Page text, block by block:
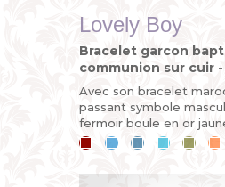
Lovely Boy
Bracelet garcon
communion sur cuir
(18 carats)
Avec son bracelet
passant symbole
fermoir boule en or
LOVELY BOY est
CeriseBleuBleuBleuKaki